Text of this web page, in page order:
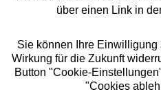
Kostenlose Retoure
°Punkte sammeln
Ratenkauf **
über einen Link in
Sie können Ihre
Wirkung für die Zukunft
Button "Cookie-
"Cookies